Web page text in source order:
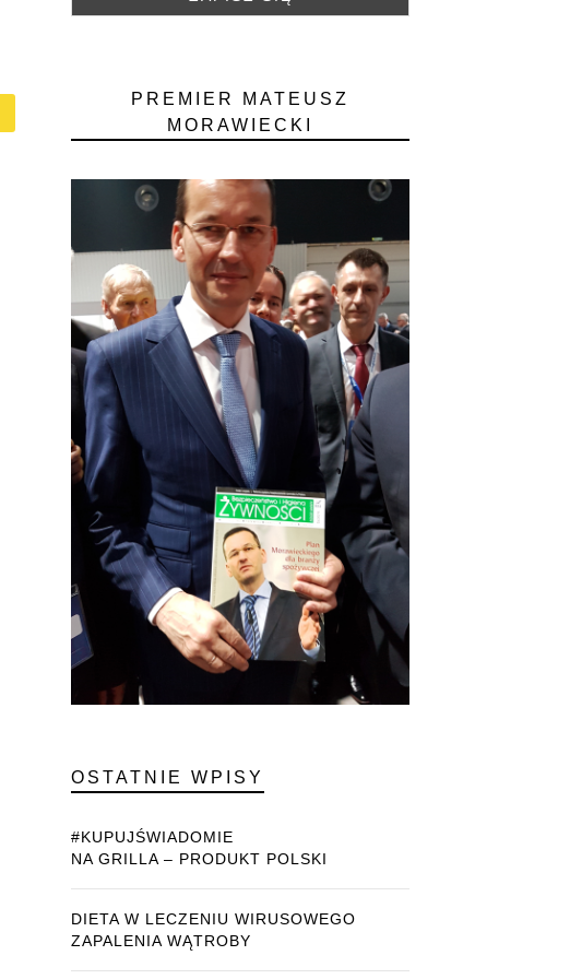
PREMIER MATEUSZ
MORAWIECKI
OSTATNIE WPISY
#KUPUJŚWIADOMIE
NA GRILLA – PRODUKT POLSKI
DIETA W LECZENIU WIRUSOWEGO
ZAPALENIA WĄTROBY